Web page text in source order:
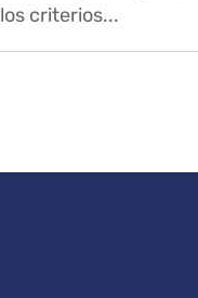
los criterios...